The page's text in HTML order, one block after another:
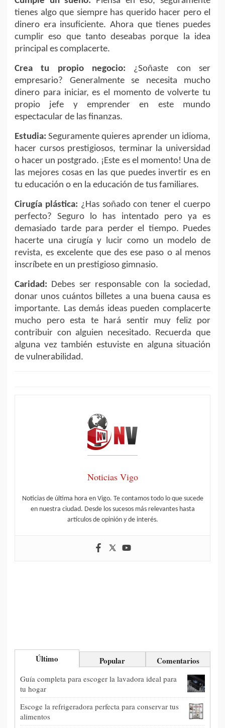
tienes algo que siempre has querido hacer pero el
dinero era insuficiente. Ahora que tienes puedes
cumplir eso que tanto deseabas porque la idea
principal es complacerte.
Crea tu propio negocio: ¿Soñaste con ser
empresario? Generalmente se necesita mucho
dinero para iniciar, es el momento de volverte tu
propio jefe y emprender en este mundo
espectacular de las finanzas.
Estudia: Seguramente quieres aprender un idioma,
hacer cursos prestigiosos, terminar la universidad
o hacer un postgrado. ¡Este es el momento! Una de
las mejores cosas en las que puedes invertir es en
tu educación o en la educación de tus familiares.
Cirugía plástica: ¿Has soñado con tener el cuerpo
perfecto? Seguro lo has intentado pero ya es
demasiado tarde para perder el tiempo. Puedes
hacerte una cirugía y lucir como un modelo de
revista, es excelente que des ese paso o al menos
inscríbete en un prestigioso gimnasio.
Caridad: Debes ser responsable con la sociedad,
donar unos cuántos billetes a una buena causa es
importante. Las demás ideas pueden complacerte
mucho pero esta te hará sentir muy feliz por
contribuir con alguien necesitado. Recuerda que
alguna vez también estuviste en alguna situación
de vulnerabilidad.
Noticias Vigo
Noticias de última hora en Vigo. Te contamos todo lo que sucede
en nuestra ciudad. Desde los sucesos más relevantes hasta
artículos de opinión y de interés.
Último Popular Comentarios
Guía completa para escoger la lavadora ideal para
tu hogar
Escoge la refrigeradora perfecta para conservar tus
alimentos